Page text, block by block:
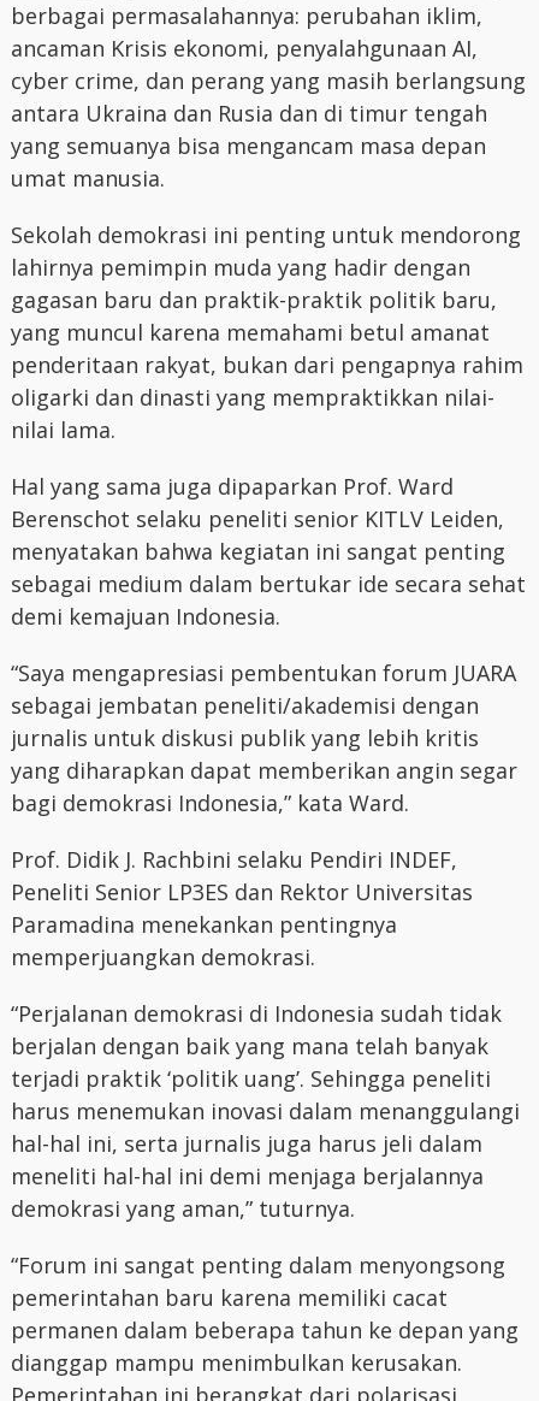
berbagai permasalahannya: perubahan iklim,
ancaman Krisis ekonomi, penyalahgunaan AI,
cyber crime, dan perang yang masih berlangsung
antara Ukraina dan Rusia dan di timur tengah
yang semuanya bisa mengancam masa depan
umat manusia.
Sekolah demokrasi ini penting untuk mendorong
lahirnya pemimpin muda yang hadir dengan
gagasan baru dan praktik-praktik politik baru,
yang muncul karena memahami betul amanat
penderitaan rakyat, bukan dari pengapnya rahim
oligarki dan dinasti yang mempraktikkan nilai-
nilai lama.
Hal yang sama juga dipaparkan Prof. Ward
Berenschot selaku peneliti senior KITLV Leiden,
menyatakan bahwa kegiatan ini sangat penting
sebagai medium dalam bertukar ide secara sehat
demi kemajuan Indonesia.
“Saya mengapresiasi pembentukan forum JUARA
sebagai jembatan peneliti/akademisi dengan
jurnalis untuk diskusi publik yang lebih kritis
yang diharapkan dapat memberikan angin segar
bagi demokrasi Indonesia,” kata Ward.
Prof. Didik J. Rachbini selaku Pendiri INDEF,
Peneliti Senior LP3ES dan Rektor Universitas
Paramadina menekankan pentingnya
memperjuangkan demokrasi.
“Perjalanan demokrasi di Indonesia sudah tidak
berjalan dengan baik yang mana telah banyak
terjadi praktik ‘politik uang’. Sehingga peneliti
harus menemukan inovasi dalam menanggulangi
hal-hal ini, serta jurnalis juga harus jeli dalam
meneliti hal-hal ini demi menjaga berjalannya
demokrasi yang aman,” tuturnya.
“Forum ini sangat penting dalam menyongsong
pemerintahan baru karena memiliki cacat
permanen dalam beberapa tahun ke depan yang
dianggap mampu menimbulkan kerusakan.
Pemerintahan ini berangkat dari polarisasi,